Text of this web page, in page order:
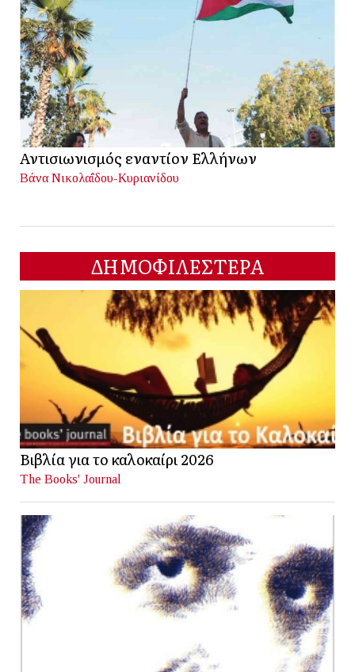
Αντισιωνισμός εναντίον Ελλήνων
Βάνα Νικολαΐδου-Κυριανίδου
ΔΗΜΟΦΙΛΕΣΤΕΡΑ
Βιβλία για το καλοκαίρι 2026
The Books' Journal